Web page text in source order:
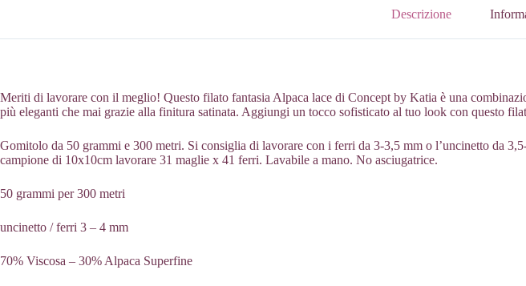
Descrizione
Meriti di lavorare con il meglio! Questo filato fantasia Alpaca lace di Concept by Katia è una
più eleganti che mai grazie alla finitura satinata. Aggiungi un tocco sofisticato al tuo look con questo
Gomitolo da 50 grammi e 300 metri. Si consiglia di lavorare con i ferri da 3-3,5 mm o l’uncinetto da
campione di 10x10cm lavorare 31 maglie x 41 ferri. Lavabile a mano. No asciugatrice.
50 grammi per 300 metri
uncinetto / ferri 3 – 4 mm
70% Viscosa – 30% Alpaca Superfine